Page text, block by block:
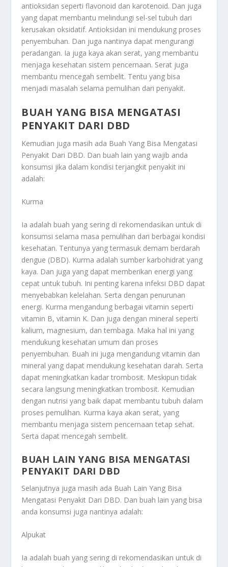
antioksidan seperti flavonoid dan karotenoid. Dan juga
yang dapat membantu melindungi sel-sel tubuh dari
kerusakan oksidatif. Antioksidan ini mendukung proses
penyembuhan. Dan juga nantinya dapat mengurangi
peradangan. Ia juga kaya akan serat, yang membantu
menjaga kesehatan sistem pencernaan. Serat juga
membantu mencegah sembelit. Tentu yang bisa
menjadi masalah selama pemulihan dari penyakit.
BUAH YANG BISA MENGATASI
PENYAKIT DARI DBD
Kemudian juga masih ada Buah Yang Bisa Mengatasi
Penyakit Dari DBD. Dan buah lain yang wajib anda
konsumsi jika dalam kondisi terjangkit penyakit ini
adalah:
Kurma
Ia adalah buah yang sering di rekomendasikan untuk di
konsumsi selama masa pemulihan dari berbagai kondisi
kesehatan. Tentunya yang termasuk demam berdarah
dengue (DBD). Kurma adalah sumber karbohidrat yang
kaya. Dan juga yang dapat memberikan energi yang
cepat untuk tubuh. Ini penting karena infeksi DBD dapat
menyebabkan kelelahan. Serta dengan penurunan
energi. Kurma mengandung berbagai vitamin seperti
vitamin B, vitamin K. Dan juga dengan mineral seperti
kalium, magnesium, dan tembaga. Maka hal ini yang
mendukung kesehatan umum dan proses
penyembuhan. Buah ini juga mengandung vitamin dan
mineral yang dapat mendukung kesehatan darah. Serta
dapat meningkatkan kadar trombosit. Meskipun tidak
secara langsung meningkatkan trombosit. Kemudian
dengan nutrisi yang baik dapat membantu tubuh dalam
proses pemulihan. Kurma kaya akan serat, yang
membantu menjaga sistem pencernaan tetap sehat.
Serta dapat mencegah sembelit.
BUAH LAIN YANG BISA MENGATASI
PENYAKIT DARI DBD
Selanjutnya juga masih ada Buah Lain Yang Bisa
Mengatasi Penyakit Dari DBD. Dan buah lain yang bisa
anda konsumsi juga nantinya adalah:
Alpukat
Ia adalah buah yang sering di rekomendasikan untuk di